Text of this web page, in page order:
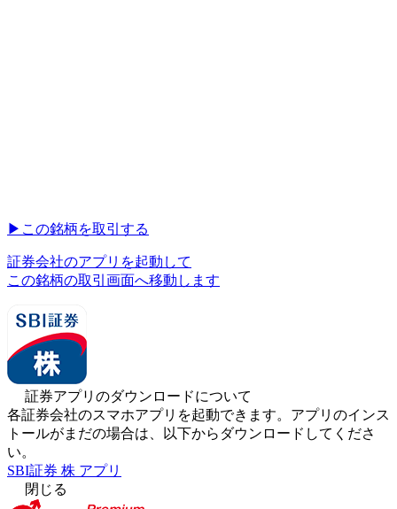
▶︎ この銘柄を取引する
証券会社のアプリを起動して
この銘柄の取引画面へ移動します
証券アプリのダウンロードについて
各証券会社のスマホアプリを起動できます。アプリのインス
トールがまだの場合は、以下からダウンロードしてくださ
い。
SBI証券 株 アプリ
閉じる